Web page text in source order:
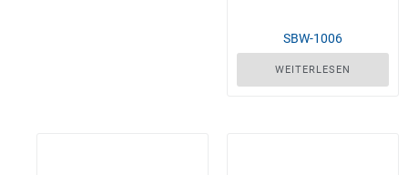
SBW-1006
WEITERLESEN